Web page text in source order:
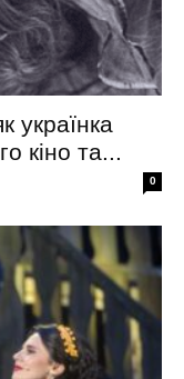
українка
кіно та...
0